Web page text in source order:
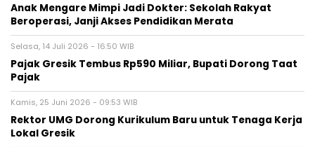
Anak Mengare Mimpi Jadi Dokter: Sekolah Rakyat
Beroperasi, Janji Akses Pendidikan Merata
Selasa, 14 Juli 2026 - 16:50 WIB
Pajak Gresik Tembus Rp590 Miliar, Bupati Dorong Taat
Pajak
Kamis, 25 Juni 2026 - 09:53 WIB
Rektor UMG Dorong Kurikulum Baru untuk Tenaga Kerja
Lokal Gresik